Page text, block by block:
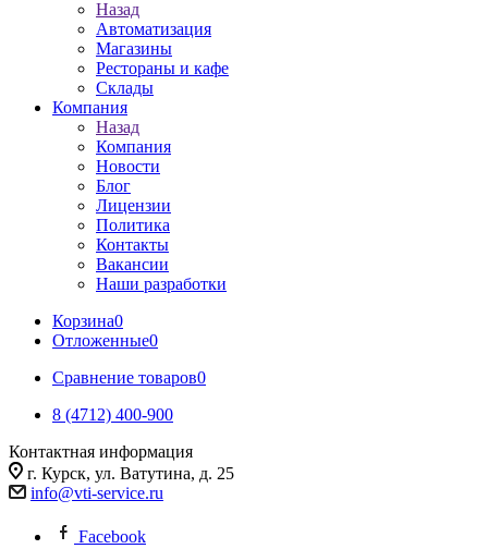
Назад
Автоматизация
Магазины
Рестораны и кафе
Склады
Компания
Назад
Компания
Новости
Блог
Лицензии
Политика
Контакты
Вакансии
Наши разработки
Корзина0
Отложенные0
Сравнение товаров0
8 (4712) 400-900
Контактная информация
г. Курск, ул. Ватутина, д. 25
info@vti-service.ru
Facebook